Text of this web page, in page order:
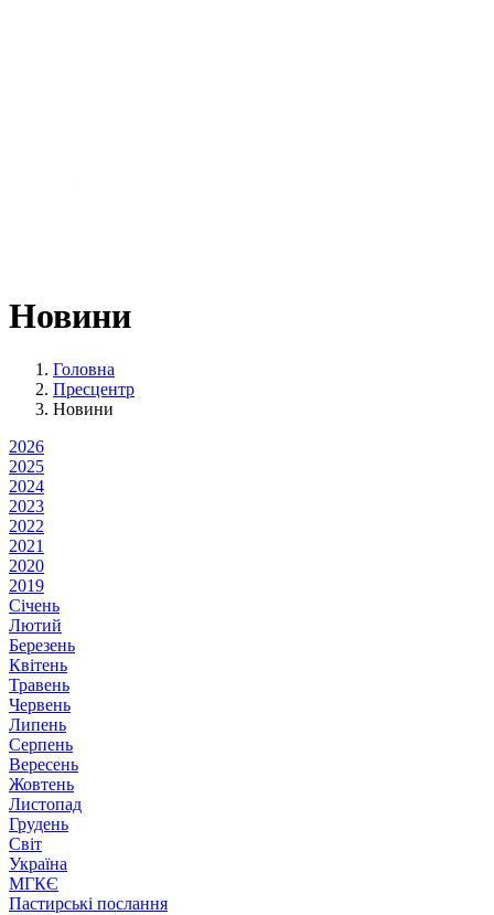
Новини
Головна
Пресцентр
Новини
2026
2025
2024
2023
2022
2021
2020
2019
Січень
Лютий
Березень
Квітень
Травень
Червень
Липень
Серпень
Вересень
Жовтень
Листопад
Грудень
Світ
Україна
МГКЄ
Пастирські послання